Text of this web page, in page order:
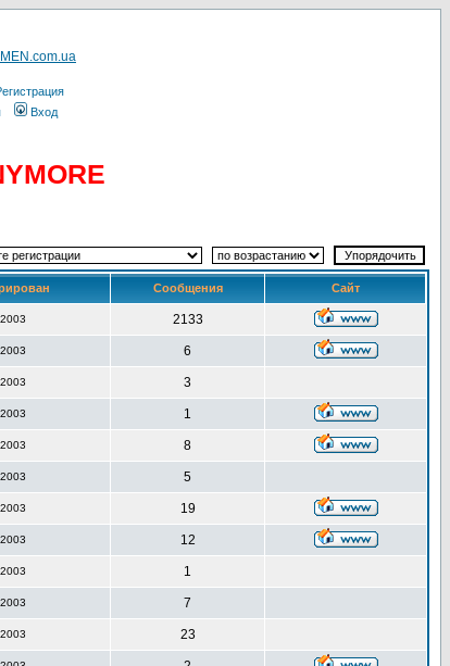
Вход
Сообщения Сайт
2133
6
3
1
8
5
19
12
1
7
23